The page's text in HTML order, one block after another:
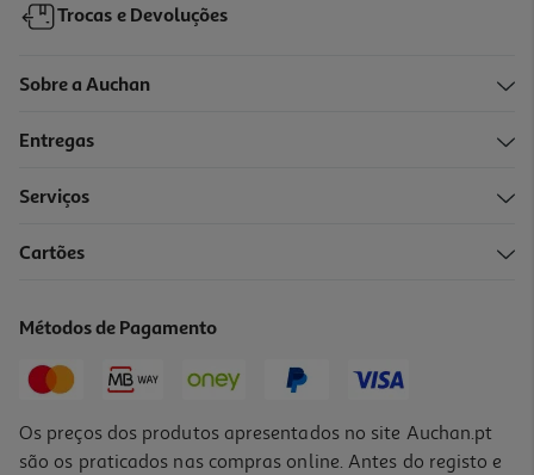
Trocas e Devoluções
Sobre a Auchan
Entregas
Serviços
Cartões
Métodos de Pagamento
Os preços dos produtos apresentados no site Auchan.pt
são os praticados nas compras online. Antes do registo e